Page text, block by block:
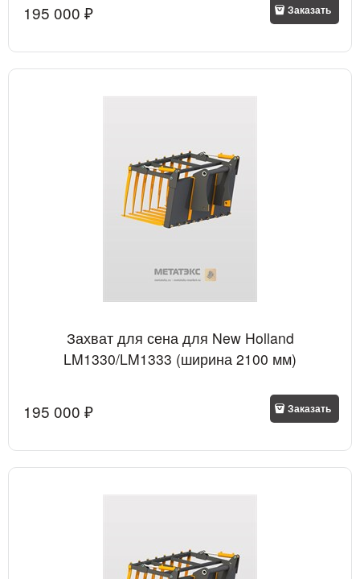
195 000 ₽ Заказать
Захват для сена для New Holland
LM1330/LM1333 (ширина 2100 мм)
195 000 ₽ Заказать